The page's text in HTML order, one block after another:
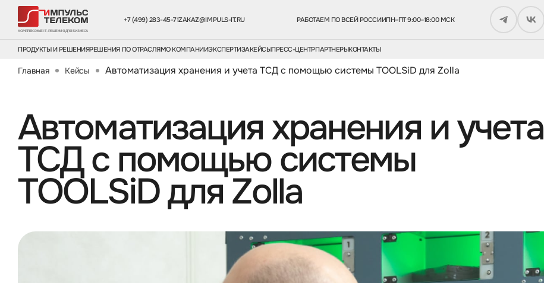
КОМПЛЕКСНЫЕ IT-РЕШЕНИЯ ДЛЯ БИЗНЕСА
+7 (499) 283-45-71ZAKAZ@IMPULS-IT.RU РАБОТАЕМ ПО ВСЕЙ РОССИИПН–ПТ 9:00–18:00 МСК
ПРОДУКТЫ И РЕШЕНИЯРЕШЕНИЯ ПО ОТРАСЛЯМО КОМПАНИИЭКСПЕРТИЗАКЕЙСЫПРЕСС-ЦЕНТРПАРТНЕРЫКОНТАКТЫ
Главная Кейсы Автоматизация хранения и учета ТСД с помощью системы TOOLSiD для Zolla
Автоматизация хранения и учета
ТСД с помощью системы
TOOLSiD для Zolla